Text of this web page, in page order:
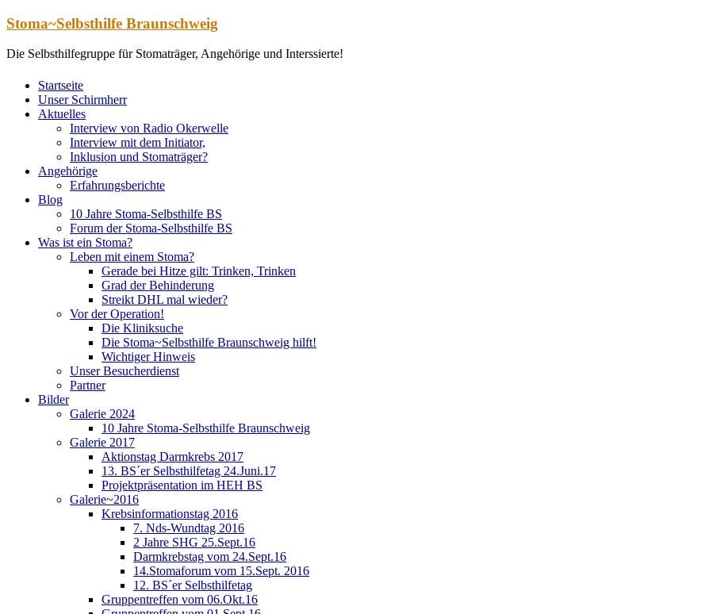
Zum
springen
Stoma~Selbsthilfe Braunschweig
Die Selbsthilfegruppe für Stomaträger, Angehörige und Interssierte!
Startseite
Unser Schirmherr
Aktuelles
Interview von Radio Okerwelle
Interview mit dem Initiator,
Inklusion und Stomaträger?
Angehörige
Erfahrungsberichte
Blog
10 Jahre Stoma-Selbsthilfe BS
Forum der Stoma-Selbsthilfe BS
Was ist ein Stoma?
Leben mit einem Stoma?
Gerade bei Hitze gilt: Trinken, Trinken
Grad der Behinderung
Streikt DHL mal wieder?
Vor der Operation!
Die Kliniksuche
Die Stoma~Selbsthilfe Braunschweig hilft!
Wichtiger Hinweis
Unser Besucherdienst
Partner
Bilder
Galerie 2024
10 Jahre Stoma-Selbsthilfe Braunschweig
Galerie 2017
Aktionstag Darmkrebs 2017
13. BS´er Selbsthilfetag 24.Juni.17
Projektpräsentation im HEH BS
Galerie~2016
Krebsinformationstag 2016
7. Nds-Wundtag 2016
2 Jahre SHG 25.Sept.16
Darmkrebstag vom 24.Sept.16
14.Stomaforum vom 15.Sept. 2016
12. BS´er Selbsthilfetag
Gruppentreffen vom 06.Okt.16